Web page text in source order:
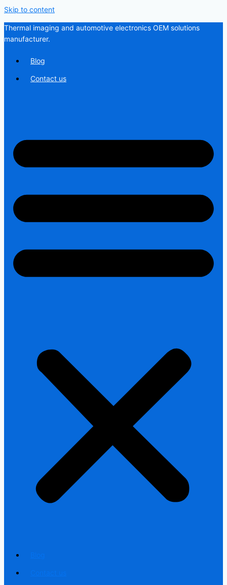
Skip to content
Thermal imaging and automotive electronics OEM solutions
manufacturer.
Blog
Contact us